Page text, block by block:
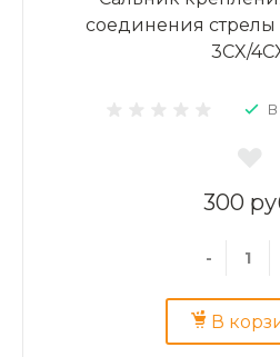
соединения стрелы
3CX/
В
300
-
В